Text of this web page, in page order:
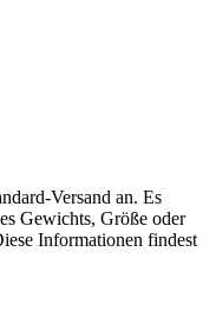
Versand an. Es
Gewichts, Größe oder
Informationen findest